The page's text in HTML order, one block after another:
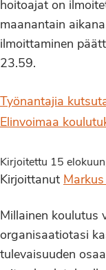
hoitoajat on
maanantain
ilmoittaminen
23.59.
Työnantajia
Elinvoimaa
Kirjoitettu 15
Kirjoittanut
Millainen koulutus
organisaatiotasi
tulevaisuuden